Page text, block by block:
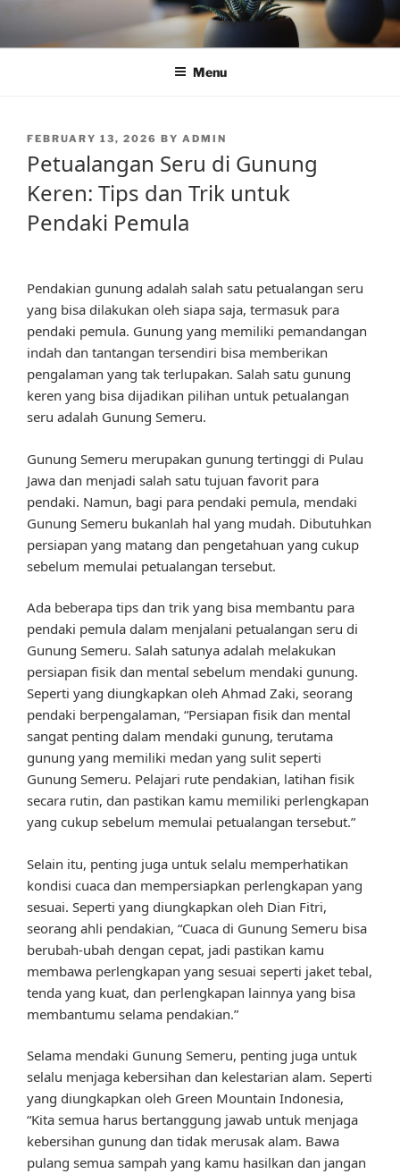
content
Menu
POSTED
FEBRUARY 13, 2026 BY ADMIN
Petualangan Seru di Gunung
Keren: Tips dan Trik untuk
Pendaki Pemula
Pendakian gunung adalah salah satu petualangan seru
yang bisa dilakukan oleh siapa saja, termasuk para
pendaki pemula. Gunung yang memiliki pemandangan
indah dan tantangan tersendiri bisa memberikan
pengalaman yang tak terlupakan. Salah satu gunung
keren yang bisa dijadikan pilihan untuk petualangan
seru adalah Gunung Semeru.
Gunung Semeru merupakan gunung tertinggi di Pulau
Jawa dan menjadi salah satu tujuan favorit para
pendaki. Namun, bagi para pendaki pemula, mendaki
Gunung Semeru bukanlah hal yang mudah. Dibutuhkan
persiapan yang matang dan pengetahuan yang cukup
sebelum memulai petualangan tersebut.
Ada beberapa tips dan trik yang bisa membantu para
pendaki pemula dalam menjalani petualangan seru di
Gunung Semeru. Salah satunya adalah melakukan
persiapan fisik dan mental sebelum mendaki gunung.
Seperti yang diungkapkan oleh Ahmad Zaki, seorang
pendaki berpengalaman, “Persiapan fisik dan mental
sangat penting dalam mendaki gunung, terutama
gunung yang memiliki medan yang sulit seperti
Gunung Semeru. Pelajari rute pendakian, latihan fisik
secara rutin, dan pastikan kamu memiliki perlengkapan
yang cukup sebelum memulai petualangan tersebut.”
Selain itu, penting juga untuk selalu memperhatikan
kondisi cuaca dan mempersiapkan perlengkapan yang
sesuai. Seperti yang diungkapkan oleh Dian Fitri,
seorang ahli pendakian, “Cuaca di Gunung Semeru bisa
berubah-ubah dengan cepat, jadi pastikan kamu
membawa perlengkapan yang sesuai seperti jaket tebal,
tenda yang kuat, dan perlengkapan lainnya yang bisa
membantumu selama pendakian.”
Selama mendaki Gunung Semeru, penting juga untuk
selalu menjaga kebersihan dan kelestarian alam. Seperti
yang diungkapkan oleh Green Mountain Indonesia,
“Kita semua harus bertanggung jawab untuk menjaga
kebersihan gunung dan tidak merusak alam. Bawa
pulang semua sampah yang kamu hasilkan dan jangan